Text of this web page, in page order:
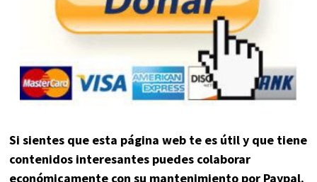
Si sientes que esta página web te es útil y que tiene
contenidos interesantes puedes colaborar
económicamente con su mantenimiento por Paypal.